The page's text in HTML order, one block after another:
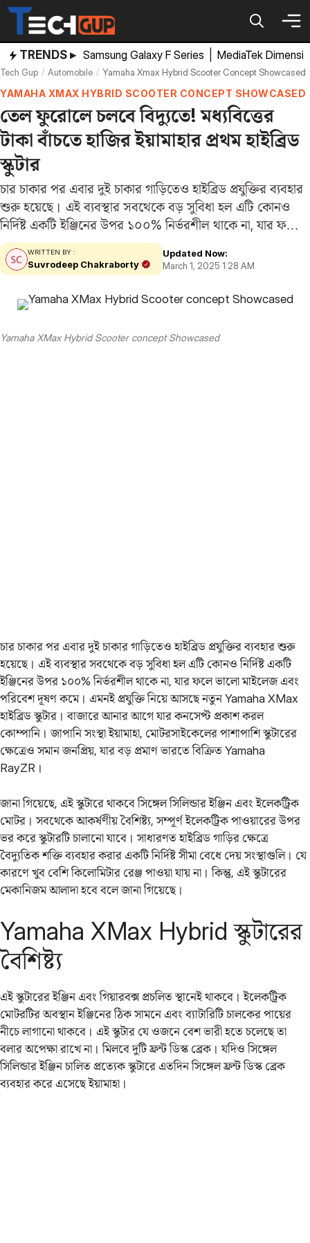
Skip
content
TRENDS ▸ Samsung Galaxy F Series MediaTek
Tech Gup Automobile Yamaha Xmax Hybrid Scooter Concept Showcased
YAMAHA XMAX HYBRID SCOOTER CONCEPT SHOWCASED
তেল ফুরোলে চলবে বিদ্যুতে! মধ্যবিত্তের
টাকা বাঁচতে হাজির ইয়ামাহার প্রথম হাইব্রিড
স্কুটার
চার চাকার পর এবার দুই চাকার গাড়িতেও হাইব্রিড প্রযুক্তির ব্যবহার
শুরু হয়েছে। এই ব্যবস্থার সবথেকে বড় সুবিধা হল এটি কোনও
নির্দিষ্ট একটি ইঞ্জিনের উপর ১০০% নির্ভরশীল থাকে না, যার ফলে
ভালো মাইলেজ এবং পরিবেশ দূষণ কমে। এমনই প্রযুক্তি নিয়ে
আসছে…
WRITTEN BY :
Suvrodeep Chakraborty
Updated Now:
March 1, 2025 1:28 AM
Yamaha XMax Hybrid Scooter concept Showcased
চার চাকার পর এবার দুই চাকার গাড়িতেও হাইব্রিড প্রযুক্তির ব্যবহার শুরু
হয়েছে। এই ব্যবস্থার সবথেকে বড় সুবিধা হল এটি কোনও নির্দিষ্ট একটি
ইঞ্জিনের উপর ১০০% নির্ভরশীল থাকে না, যার ফলে ভালো মাইলেজ এবং
পরিবেশ দূষণ কমে। এমনই প্রযুক্তি নিয়ে আসছে নতুন Yamaha XMax
হাইব্রিড স্কুটার। বাজারে আনার আগে যার কনসেপ্ট প্রকাশ করল
কোম্পানি। জাপানি সংস্থা ইয়ামাহা, মোটরসাইকেলের পাশাপাশি স্কুটারের
ক্ষেত্রেও সমান জনপ্রিয়, যার বড় প্রমাণ ভারতে বিক্রিত Yamaha
RayZR।
জানা গিয়েছে, এই স্কুটারে থাকবে সিঙ্গেল সিলিন্ডার ইঞ্জিন এবং ইলেকট্রিক
মোটর। সবথেকে আকর্ষণীয় বৈশিষ্ট্য, সম্পূর্ণ ইলেকট্রিক পাওয়ারের উপর
ভর করে স্কুটারটি চালানো যাবে। সাধারণত হাইব্রিড গাড়ির ক্ষেত্রে
বৈদ্যুতিক শক্তি ব্যবহার করার একটি নির্দিষ্ট সীমা বেধে দেয় সংস্থাগুলি। যে
কারণে খুব বেশি কিলোমিটার রেঞ্জ পাওয়া যায় না। কিন্তু, এই স্কুটারের
মেকানিজম আলাদা হবে বলে জানা গিয়েছে।
Yamaha XMax Hybrid স্কুটারের
বৈশিষ্ট্য
এই স্কুটারের ইঞ্জিন এবং গিয়ারবক্স প্রচলিত স্থানেই থাকবে। ইলেকট্রিক
মোটরটির অবস্থান ইঞ্জিনের ঠিক সামনে এবং ব্যাটারিটি চালকের পায়ের
নীচে লাগানো থাকবে। এই স্কুটার যে ওজনে বেশ ভারী হতে চলেছে তা
বলার অপেক্ষা রাখে না। মিলবে দুটি ফ্রন্ট ডিস্ক ব্রেক। যদিও সিঙ্গেল
সিলিন্ডার ইঞ্জিন চালিত প্রত্যেক স্কুটারে এতদিন সিঙ্গেল ফ্রন্ট ডিস্ক ব্রেক
ব্যবহার করে এসেছে ইয়ামাহা।